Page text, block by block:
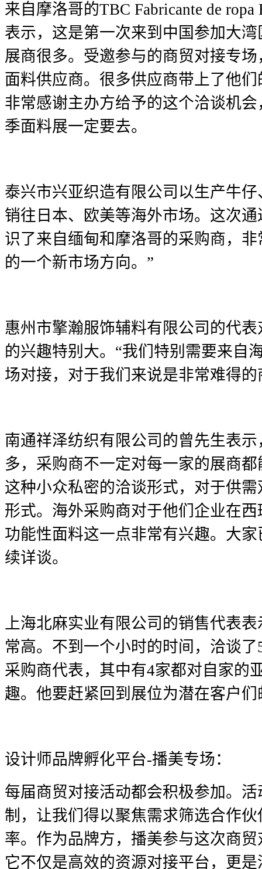
来自摩洛哥的TBC Fabricante de ropa
表示，这是第一次来到中国参加大
展商很多。受邀参与的商贸对接专
面料供应商。很多供应商带上了他
非常感谢主办方给予的这个洽谈机
季面料展一定要去。
泰兴市兴亚织造有限公司以生产牛
销往日本、欧美等海外市场。这次
识了来自缅甸和摩洛哥的采购商，
的一个新市场方向。”
惠州市擎瀚服饰辅料有限公司的代
的兴趣特别大。“我们特别需要来自
场对接，对于我们来说是非常难得的
南通祥泽纺织有限公司的曾先生表
多，采购商不一定对每一家的展商
这种小众私密的洽谈形式，对于供
形式。海外采购商对于他们企业在
功能性面料这一点非常有兴趣。大
续详谈。
上海北麻实业有限公司的销售代表
常高。不到一个小时的时间，洽谈
采购商代表，其中有4家都对自家的
趣。他要赶紧回到展位为潜在客户
设计师品牌孵化平台-播美专场：
每届商贸对接活动都会积极参加。
制，让我们得以聚焦需求筛选合作
率。作为品牌方，播美参与这次商
它不仅是高效的资源对接平台，更